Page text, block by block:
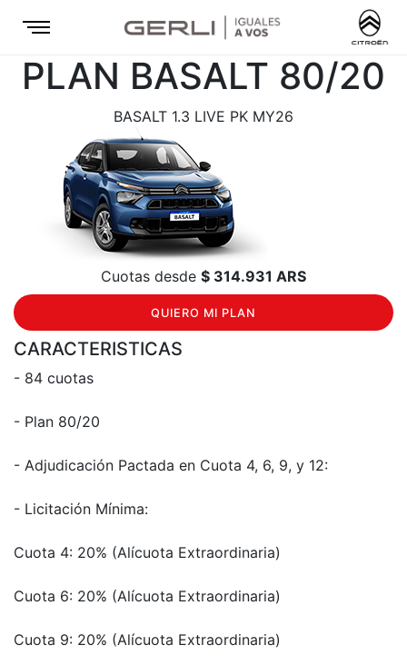
PLAN BASALT 80/20
BASALT 1.3 LIVE PK MY26
Cuotas desde $ 314.931 ARS
QUIERO MI PLAN
CARACTERISTICAS
- 84 cuotas
- Plan 80/20
- Adjudicación Pactada en Cuota 4, 6, 9, y 12:
- Licitación Mínima:
Cuota 4: 20% (Alícuota Extraordinaria)
Cuota 6: 20% (Alícuota Extraordinaria)
Cuota 9: 20% (Alícuota Extraordinaria)